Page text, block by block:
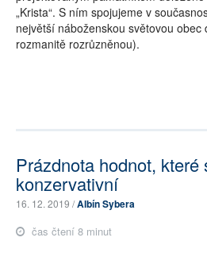
„Krista“. S ním spojujeme v
největší náboženskou světovou obec
rozmanitě rozrůzněnou).
Prázdnota hodnot,
konzervativní
16. 12. 2019 /Albín Sybera
čas čtení 8 minut